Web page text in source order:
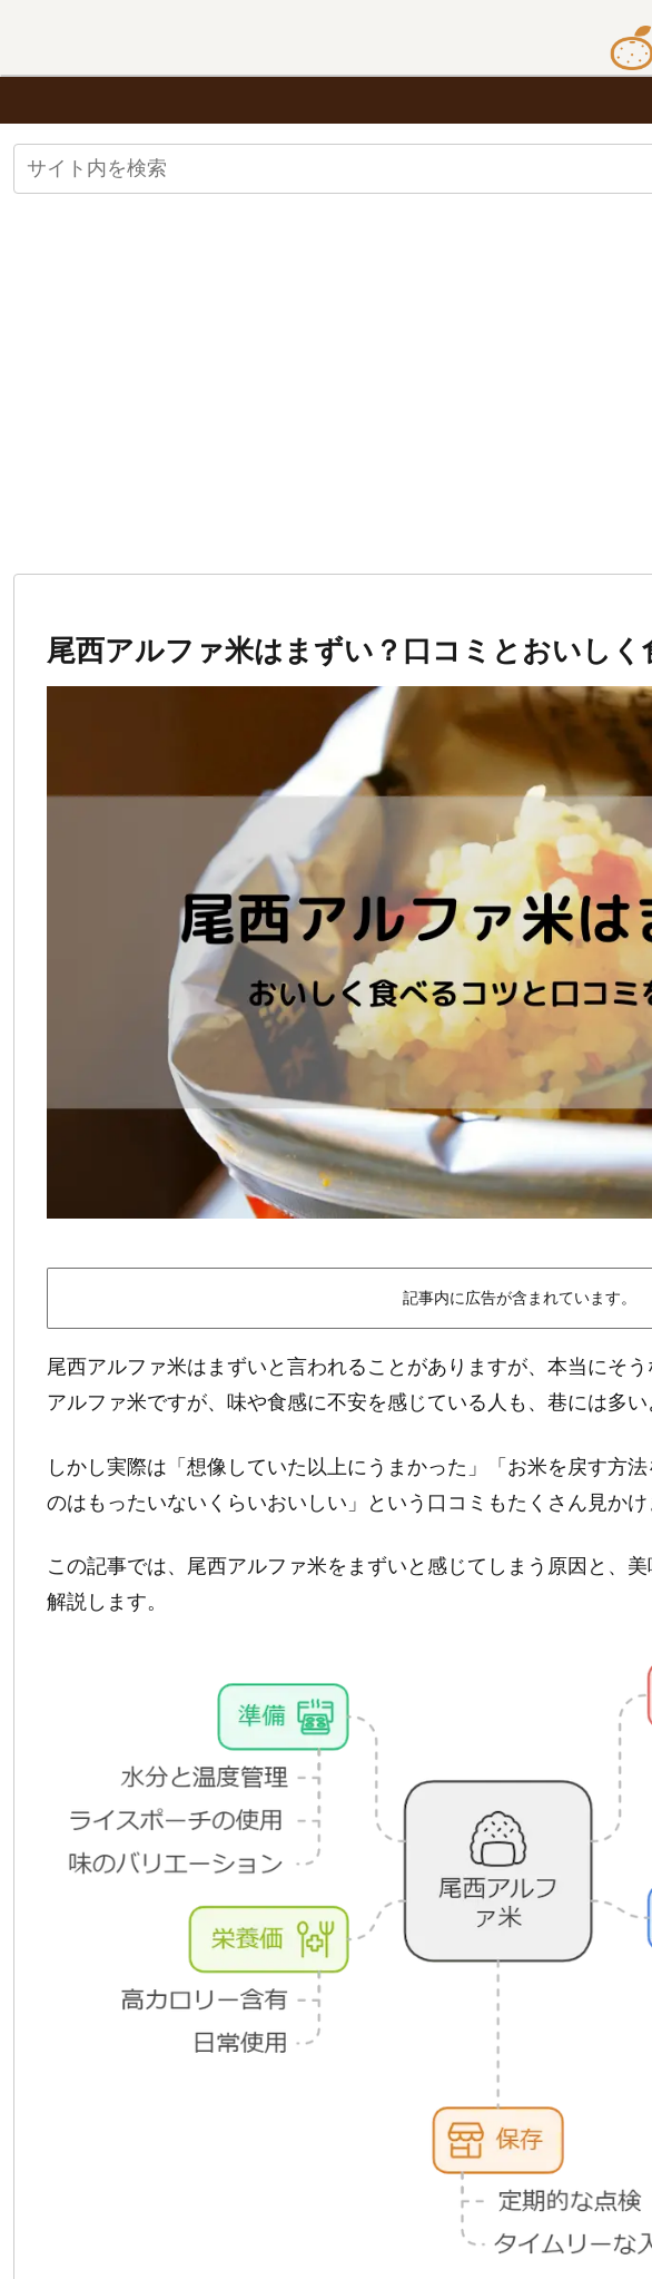
尾西アルファ米はまずい？口コミとおいし
記事内に広告が含まれています。
尾西アルファ米はまずいと言われることがありますが、本当にそ
アルファ米ですが、味や食感に不安を感じている人も、巷には多い
しかし実際は「想像していた以上にうまかった」「お米を戻す方
のはもったいないくらいおいしい」という口コミもたくさん見かけ
この記事では、尾西アルファ米をまずいと感じてしまう原因と、
解説します。